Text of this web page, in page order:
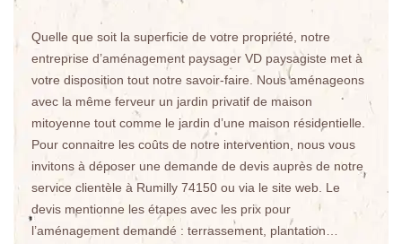
Quelle que soit la superficie de votre propriété, notre
entreprise d’aménagement paysager VD paysagiste met à
votre disposition tout notre savoir-faire. Nous aménageons
avec la même ferveur un jardin privatif de maison
mitoyenne tout comme le jardin d’une maison résidentielle.
Pour connaitre les coûts de notre intervention, nous vous
invitons à déposer une demande de devis auprès de notre
service clientèle à Rumilly 74150 ou via le site web. Le
devis mentionne les étapes avec les prix pour
l’aménagement demandé : terrassement, plantation…